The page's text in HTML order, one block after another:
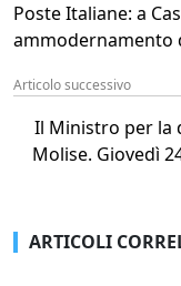
Poste Italiane: a
ammodernamento
Articolo successivo
Il Ministro per la
Molise. Giovedì
ARTICOLI